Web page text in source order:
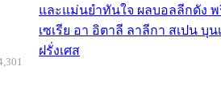
และแม่นยำทันใจ ผลบอลลีกดัง
เซเรีย อา อิตาลี ลาลีกา สเปน บุ
ฝรั่งเศส